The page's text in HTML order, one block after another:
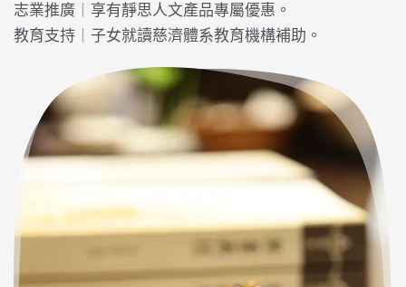
志業推廣
享有靜思人文產品專屬優惠。
教育支持
子女就讀慈濟體系教育機構補助。